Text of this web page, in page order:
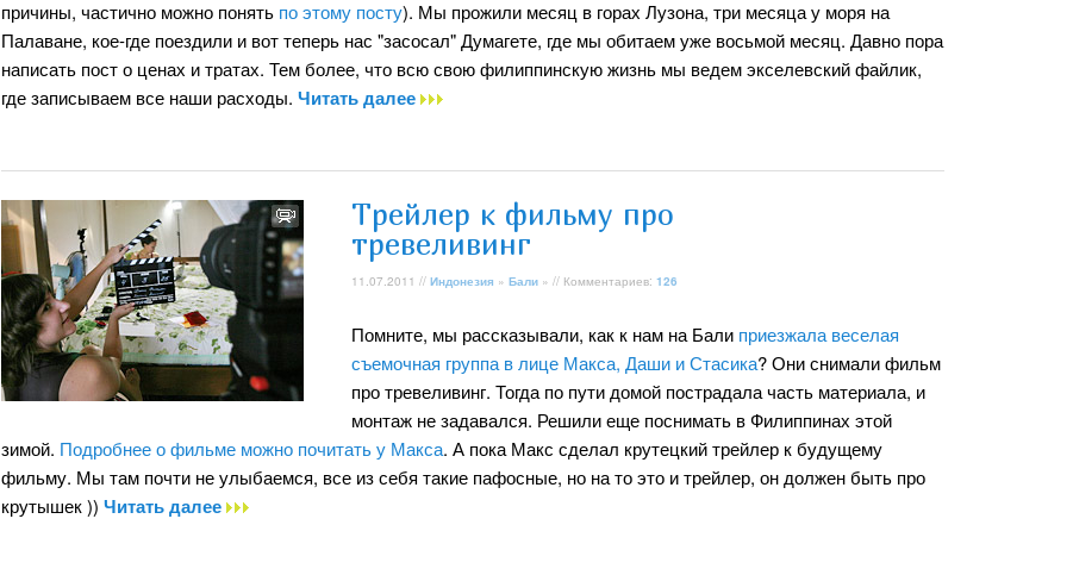
причины, частично можно понять по этому посту). Мы прожили месяц в горах Лузона, три месяца у моря на
Палаване, кое-где поездили и вот теперь нас "засосал" Думагете, где мы обитаем уже восьмой месяц. Давно пора
написать пост о ценах и тратах. Тем более, что всю свою филиппинскую жизнь мы ведем экселевский файлик,
где записываем все наши расходы. Читать далее
Трейлер к фильму про
тревеливинг
11.07.2011 // Индонезия » Бали » // Комментариев: 126
Помните, мы рассказывали, как к нам на Бали приезжала веселая
съемочная группа в лице Макса, Даши и Стасика? Они снимали фильм
про тревеливинг. Тогда по пути домой пострадала часть материала, и
монтаж не задавался. Решили еще поснимать в Филиппинах этой
зимой. Подробнее о фильме можно почитать у Макса. А пока Макс сделал крутецкий трейлер к будущему
фильму. Мы там почти не улыбаемся, все из себя такие пафосные, но на то это и трейлер, он должен быть про
крутышек )) Читать далее